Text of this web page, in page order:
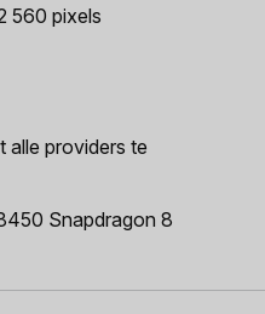
560 pixels
alle providers te
Snapdragon 8